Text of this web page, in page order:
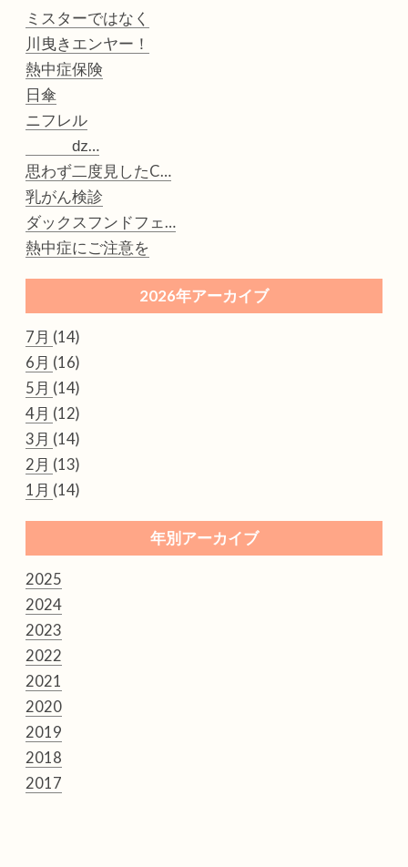
ミスターではなく
川曳きエンヤー！
熱中症保険
日傘
ニフレル
ǳ…
思わず二度見したC…
乳がん検診
ダックスフンドフェ…
熱中症にご注意を
2026年アーカイブ
7月 (14)
6月 (16)
5月 (14)
4月 (12)
3月 (14)
2月 (13)
1月 (14)
年別アーカイブ
2025
2024
2023
2022
2021
2020
2019
2018
2017